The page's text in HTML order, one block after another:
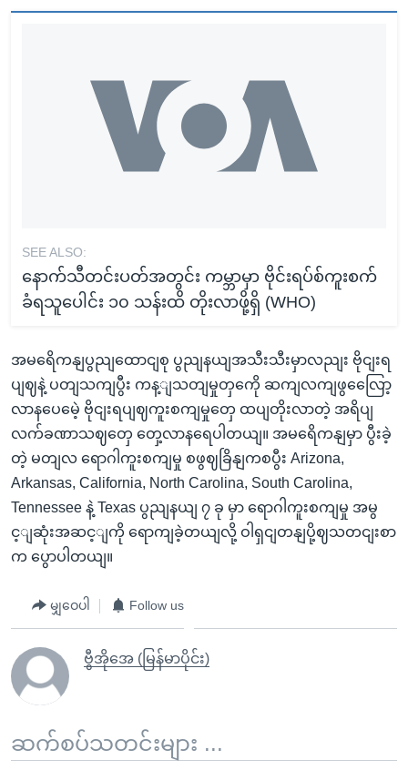
SEE ALSO:
နောက်သီတင်းပတ်အတွင်း ကမ္ဘာမှာ ဗိုင်းရပ်စ်ကူးစက်
ခံရသူပေါင်း ၁၀ သန်းထိ တိုးလာဖို့ရှိ (WHO)
အမရေိကနျပွညျထောငျစု ပွညျနယျအသီးသီးမှာလညျး ဗိုငျးရ
ပျဈနဲ့ ပတျသကျပွီး ကန့ျသတျမှုတှကေို ဆကျလကျဖွလြေော့
လာနပေမေဲ့ ဗိုငျးရပျဈကူးစကျမှုတှေ ထပျတိုးလာတဲ့ အရိပျ
လက်ခဏာသဈတှေ တှေ့လာနရေပါတယျ။ အမရေိကနျမှာ ပွီးခဲ့
တဲ့ မတျလ ရောဂါကူးစကျမှု စဖွဈခြိနျကစပွီး Arizona,
Arkansas, California, North Carolina, South Carolina,
Tennessee နဲ့ Texas ပွညျနယျ ၇ ခု မှာ ရောဂါကူးစကျမှု အမွ
င့ျဆုံးအဆင့ျကို ရောကျခဲ့တယျလို့ ဝါရှငျတနျပို့ဈသတငျးစာ
က ပွောပါတယျ။
မျှဝေပါ Follow us
ဗွီအိုအေ (မြန်မာပိုင်း)
ဆက်စပ်သတင်းများ ...